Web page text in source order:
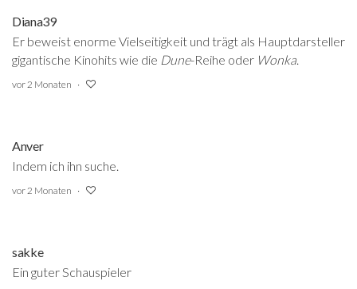
Diana39
Er beweist enorme Vielseitigkeit und trägt als Hauptdarsteller
gigantische Kinohits wie die Dune-Reihe oder Wonka.
vor 2 Monaten
Anver
Indem ich ihn suche.
vor 2 Monaten
sakke
Ein guter Schauspieler